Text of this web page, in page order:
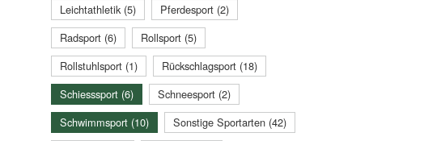
Leichtathletik (5)
Pferdesport (2)
Radsport (6)
Rollsport (5)
Rollstuhlsport (1)
Rückschlagsport (18)
Schiesssport (6)
Schneesport (2)
Schwimmsport (10)
Sonstige Sportarten (42)